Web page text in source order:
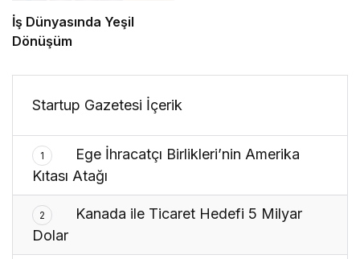
İş Dünyasında Yeşil
Dönüşüm
Startup Gazetesi İçerik
1
Ege İhracatçı Birlikleri’nin Amerika
Kıtası Atağı
2
Kanada ile Ticaret Hedefi 5 Milyar
Dolar